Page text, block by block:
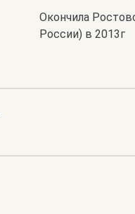
Окончила
России) в 2013г